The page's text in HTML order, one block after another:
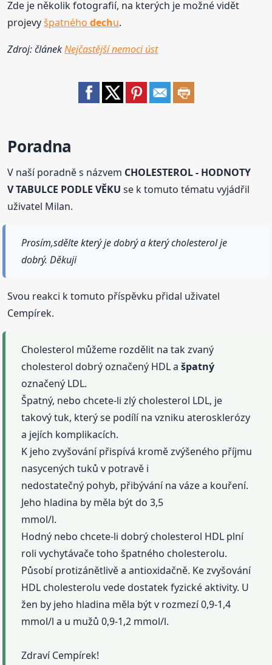
Zde je několik fotografií, na kterých je možné vidět
projevyšpatnéhodechu.
Zdroj: článekNejčastější nemoci úst
Poradna
V naší poradně s názvem CHOLESTEROL - HODNOTY
V TABULCE PODLE VĚKU se k tomuto tématu vyjádřil
uživatel Milan.
Prosím,sdělte který je dobrý a který cholesterol je
dobrý. Děkuji
Svou reakci k tomuto příspěvku přidal uživatel
Cempírek.
Cholesterol můžeme rozdělit na tak zvaný
cholesterol dobrý označený HDL ašpatný
označený LDL.
Špatný, nebo chcete-li zlý cholesterol LDL, je
takový tuk, který se podílí na vzniku aterosklerózy
a jejích komplikacích.
K jeho zvyšování přispívá kromě zvýšeného příjmu
nasycených tuků v potravě i
nedostatečný pohyb, přibývání na váze a kouření.
Jeho hladina by měla být do 3,5
mmol/l.
Hodný nebo chcete-li dobrý cholesterol HDL plní
roli vychytávače toho špatného cholesterolu.
Působí protizánětlivě a antioxidačně. Ke zvyšování
HDL cholesterolu vede dostatek fyzické aktivity. U
žen by jeho hladina měla být v rozmezí 0,9-1,4
mmol/l a u mužů 0,9-1,2 mmol/l.
Zdraví Cempírek!